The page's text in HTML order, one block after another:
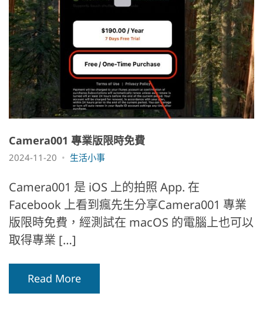
Camera001 專業版限時免費
2024-11-20 生活小事
Camera001 是 iOS 上的拍照 App. 在
Facebook 上看到瘋先生分享Camera001 專業
版限時免費，經測試在 macOS 的電腦上也可以
取得專業 […]
Read More